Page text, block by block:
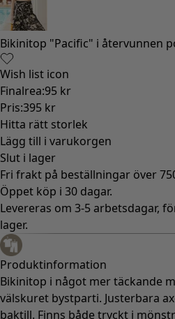
Inredning
Nyheter
All inredning
Gardiner
Kuddar & kuddfodral
Mattor
Frotté
Böcker
Tidigare favoriter
Rum
Badrum
Vardagsrum
Kök & matplats